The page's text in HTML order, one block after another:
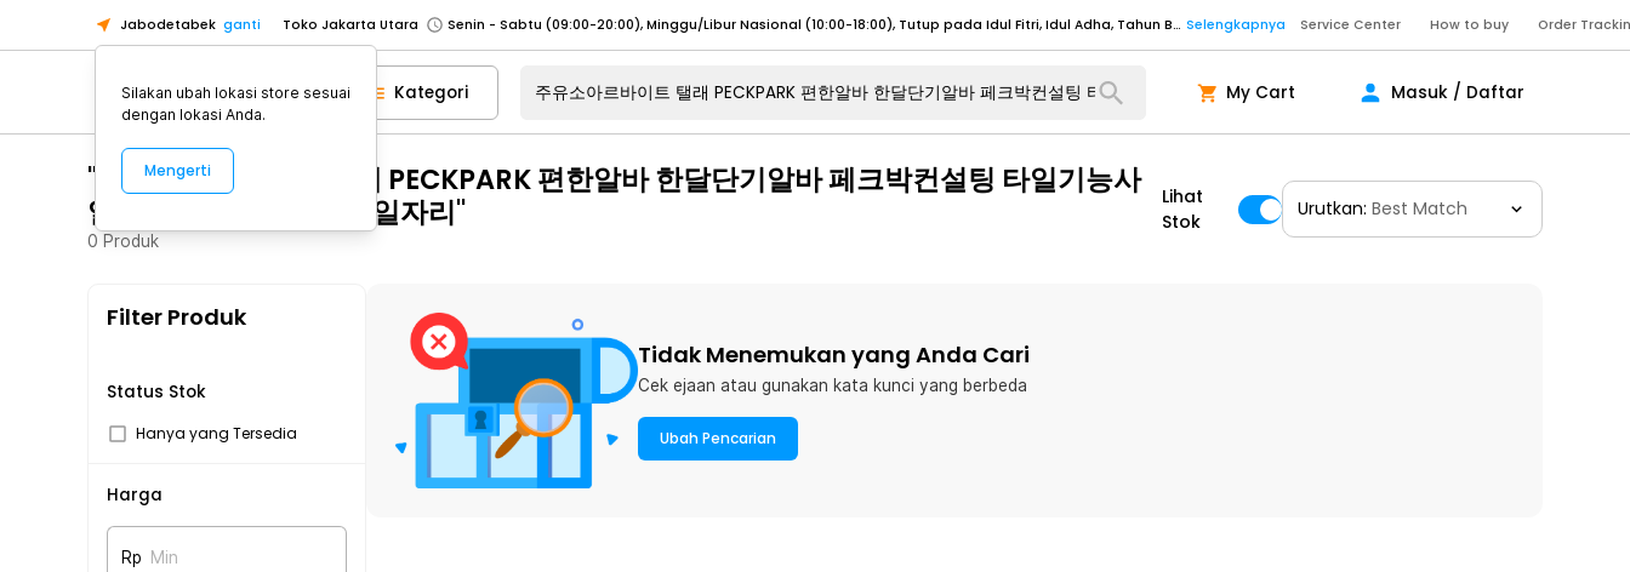
Jabodetabek ganti
Toko Tangerang
Senin - Sabtu (09:00-20:00), Minggu/Libur Nasional (10:00-18:00), Tutup pada Idul Fitri, Idul Adha, Tahun Baru Selengkapnya
Toko Cikupa
Selengkapnya
Pick n Go Jakarta Barat
Senin - Jumat (07:00 - 20:00), Sabtu - Minggu (08:00 - 20:00), Tutup pada Idul Fitri
Pick n Go Depok
Senin - Jumat (08:00 - 20:00), Sabtu - Minggu/ Libur Nasional (08:00 - 17:00) Selengkapnya
Toko Jakarta Pusat
Senin - Sabtu (09:00-20:00), Minggu/Libur Nasional (12:00-20:00), Tutup pada Idul Fitri
Pick n Go Jakarta Barat
Senin - Jumat (07:00 - 20:00), Sabtu - Minggu (08:00 - 20:00), Tutup pada Idul Fitri
Senin - Jumat (08:00 - 20:00), Sabtu - Minggu/ Libur Nasional (08:00 - 17:00)
Senin - Jumat (08:00 - 20:00), Sabtu - Minggu/ Libur Nasional (08:00 - 17:00)
Service Center How to buy Order
Kategori My Cart Masuk / Daftar
"주유소아르바이트 탤래 PECKPARK 편한알바 한달단기알바 페크박컨설팅 타일기능사
일당 구미시꿀정보알바일자리"
0 Produk
Lihat
Stok
Urutkan: Best Match
Filter Produk
Status Stok
Hanya yang Tersedia
Harga
Rp Min
Tidak Menemukan yang Anda Cari
Cek ejaan atau gunakan kata kunci yang berbeda
Ubah Pencarian
Silakan ubah lokasi store sesuai
dengan lokasi Anda.
Mengerti